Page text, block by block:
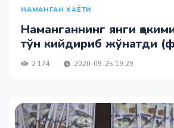
НАМАНГАН ХАЁТИ
Наманганнинг янги
тўн кийдириб жўнатди
2 174 2020-09-25 19:29